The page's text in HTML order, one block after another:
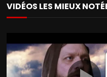
VIDÉOS LES MIEUX